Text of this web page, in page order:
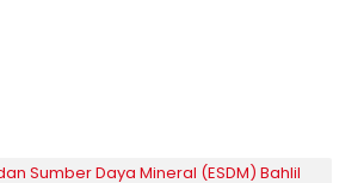
Sumber Daya Mineral (ESDM) Bahlil